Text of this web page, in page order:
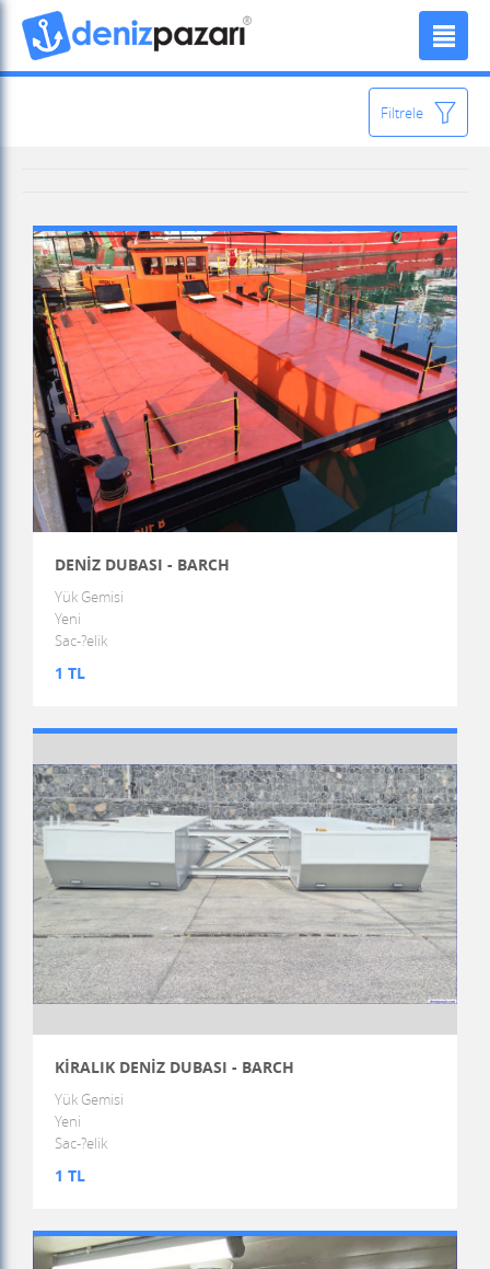
Filtrele
DENİZ DUBASI - BARCH
Yük Gemisi
Yeni
Sac-?elik
1 TL
KİRALIK DENİZ DUBASI - BARCH
Yük Gemisi
Yeni
Sac-?elik
1 TL